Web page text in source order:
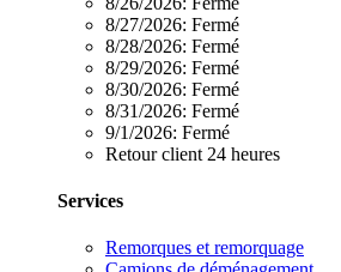
8/27/2026: Fermé
8/28/2026: Fermé
8/29/2026: Fermé
8/30/2026: Fermé
8/31/2026: Fermé
9/1/2026: Fermé
Retour client 24 heures
Services
Remorques et remorquage